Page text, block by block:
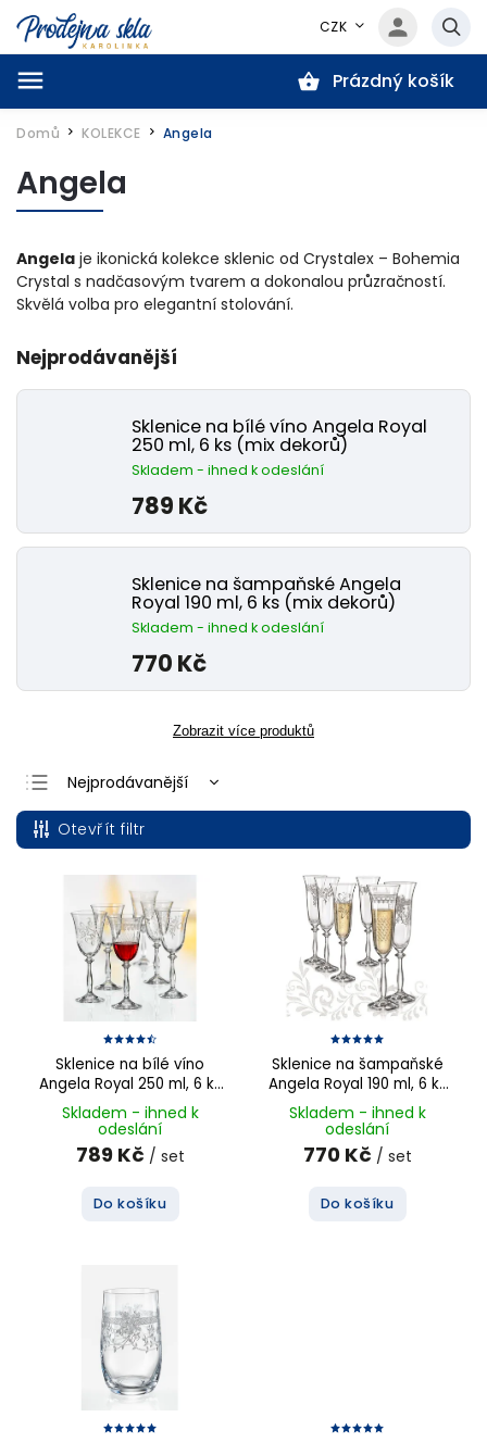
CZK
Prázdný košík
Domů / KOLEKCE / Angela
Angela
Angela je ikonická kolekce sklenic od Crystalex – Bohemia
Crystal s nadčasovým tvarem a dokonalou průzračností.
Skvělá volba pro elegantní stolování.
Nejprodávanější
Sklenice na bílé víno Angela Royal
250 ml, 6 ks (mix dekorů)
Skladem - ihned k odeslání
789 Kč
Sklenice na šampaňské Angela
Royal 190 ml, 6 ks (mix dekorů)
Skladem - ihned k odeslání
770 Kč
Zobrazit více produktů
Nejprodávanější
Nejlevnější
Nejdražší
Abecedně
Otevřít filtr
Sklenice na bílé víno
Angela Royal 250 ml, 6 ks
(mix dekorů)
Skladem - ihned k
odeslání
789 Kč / set
Do košíku
Sklenice na šampaňské
Angela Royal 190 ml, 6 ks
(mix dekorů)
Skladem - ihned k
odeslání
770 Kč / set
Do košíku